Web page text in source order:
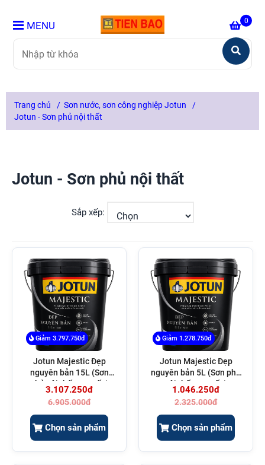
0
MENU
Trang chủ / Sơn nước, sơn công nghiệp Jotun
/
Jotun - Sơn phủ nội thất
Jotun - Sơn phủ nội thất
Sắp xếp:
Giảm 3.797.750đ
Jotun Majestic Đẹp
nguyên bản 15L (Sơn
phủ nội thất cao cấp)
3.107.250đ
6.905.000đ
Chọn sản phẩm
Giảm 1.278.750đ
Jotun Majestic Đẹp
nguyên bản 5L (Sơn phủ
nội thất cao cấp)
1.046.250đ
2.325.000đ
Chọn sản phẩm